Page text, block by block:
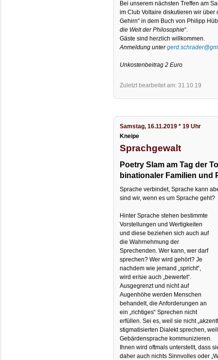
Bei unserem nächsten Treffen am
im Club Voltaire diskutieren wir über
Gehirn“ in dem Buch von Philipp
die Welt der Philosophie“.
Gäste sind herzlich willkommen.
Anmeldung unter
Unkostenbeitrag 2 Euro
Zuletzt bearbeitet am: 31.10.19
Samstag, 16.11.2019 * 19 Uhr
Kneipe
Sprachgewalt
Poetry Slam am Tag der
binationaler Familien und
Sprache verbindet, Sprache kann
sind wir, wenn es um Sprache geht?
Hinter Sprache stehen bestimmte
Vorstellungen und Wertigkeiten
und diese beziehen sich auch auf
die Wahrnehmung der
Sprechenden. Wer kann, wer darf
sprechen? Wer wird gehört? Je
nachdem wie jemand „spricht“,
wird er/sie auch „bewertet“.
Ausgegrenzt und nicht auf
Augenhöhe werden Menschen
behandelt, die Anforderungen an
ein „richtiges“ Sprechen nicht
erfüllen. Sei es, weil sie nicht
stigmatisierten Dialekt sprechen,
Gebärdensprache kommunizieren.
Ihnen wird oftmals unterstellt, dass
daher auch nichts Sinnvolles oder